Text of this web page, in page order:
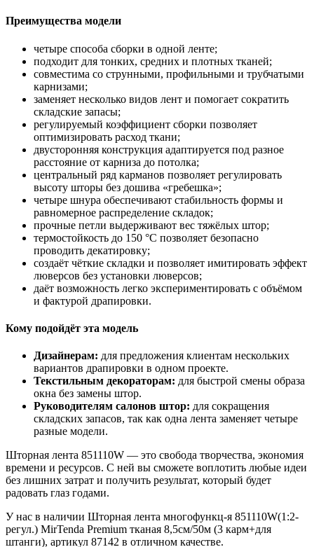
Преимущества модели
четыре способа сборки в одной ленте;
подходит для тонких, средних и плотных тканей;
совместима со струнными, профильными и трубчатыми
карнизами;
заменяет несколько видов лент и помогает сократить
складские запасы;
регулируемый коэффициент сборки позволяет
оптимизировать расход ткани;
двусторонняя конструкция адаптируется под разное
расстояние от карниза до потолка;
центральный ряд карманов позволяет регулировать
высоту шторы без дошива «гребешка»;
четыре шнура обеспечивают стабильность формы и
равномерное распределение складок;
прочные петли выдерживают вес тяжёлых штор;
термостойкость до 150 °C позволяет безопасно
проводить декатировку;
создаёт чёткие складки и позволяет имитировать эффект
люверсов без установки люверсов;
даёт возможность легко экспериментировать с объёмом
и фактурой драпировки.
Кому подойдёт эта модель
Дизайнерам: для предложения клиентам нескольких
вариантов драпировки в одном проекте.
Текстильным декораторам: для быстрой смены образа
окна без замены штор.
Руководителям салонов штор: для сокращения
складских запасов, так как одна лента заменяет четыре
разные модели.
Шторная лента 851110W — это свобода творчества, экономия
времени и ресурсов. С ней вы сможете воплотить любые идеи
без лишних затрат и получить результат, который будет
радовать глаз годами.
У нас в наличии Шторная лента многофункц-я 851110W(1:2-
регул.) MirTenda Premium тканая 8,5см/50м (3 карм+для
штанги), артикул 87142 в отличном качестве.